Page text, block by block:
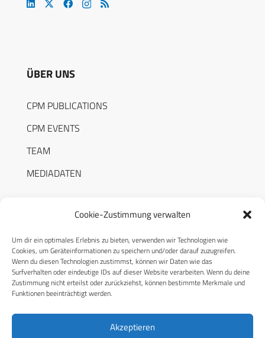
Cookie-Zustimmung verwalten
Um dir ein optimales Erlebnis zu bieten, verwenden wir Technologien wie
Cookies, um Geräteinformationen zu speichern und/oder darauf zuzugreifen.
Wenn du diesen Technologien zustimmst, können wir Daten wie das
Surfverhalten oder eindeutige IDs auf dieser Website verarbeiten. Wenn du deine
Zustimmung nicht erteilst oder zurückziehst, können bestimmte Merkmale und
Funktionen beeinträchtigt werden.
Akzeptieren
ÜBER UNS
CPM PUBLICATIONS
CPM EVENTS
TEAM
MEDIADATEN
RECHTLICHES
Datenschutzerklärung
Cookie-Richtlinie (EU)